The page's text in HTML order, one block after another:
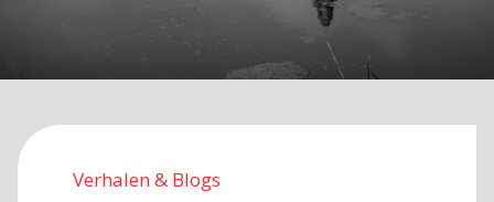
Verhalen & Blogs